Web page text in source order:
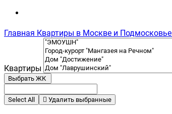
Главная Квартиры в Москве и Подмосковье
Квартиры
Выбрать ЖК
Select All Удалить выбранные